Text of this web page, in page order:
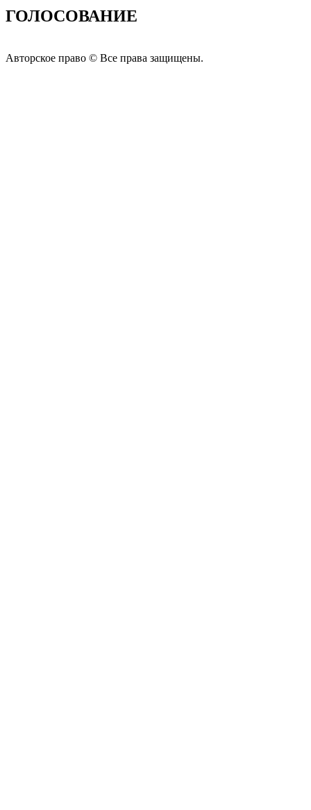
ГОЛОСОВАНИЕ
Авторское право © Все права защищены.